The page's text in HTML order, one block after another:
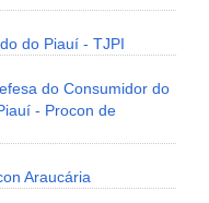
do Piauí - TJPI
do Consumidor do
- Procon de
Araucária